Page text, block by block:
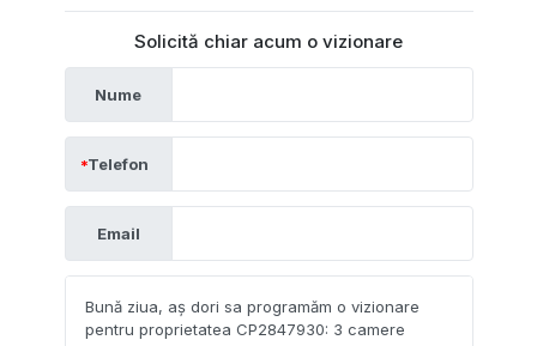
Solicită chiar acum o vizionare
Nume
Telefon
Email